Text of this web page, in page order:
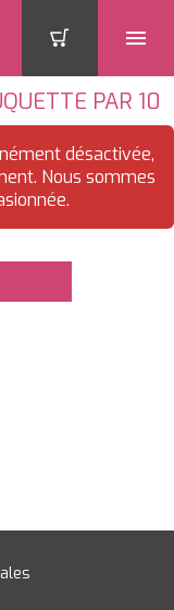
PAR 10
désactivée,
Nous sommes